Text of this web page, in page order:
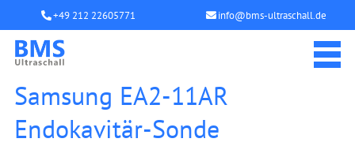
+49 212 22605771 info@bms-ultraschall.de
Samsung EA2-11AR
Endokavitär-Sonde